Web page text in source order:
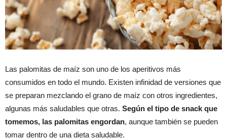
Las palomitas de maíz son uno de los aperitivos más
consumidos en todo el mundo. Existen infinidad de versiones que
se preparan mezclando el grano de maíz con otros ingredientes,
algunas más saludables que otras. Según el tipo de snack que
tomemos, las palomitas engordan, aunque también se pueden
tomar dentro de una dieta saludable.